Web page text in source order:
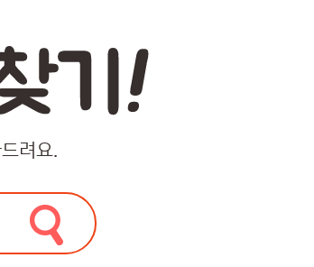
려요.